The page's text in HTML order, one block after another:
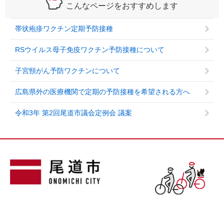
こんなページをおすすめします
帯状疱疹ワクチン定期予防接種
RSウイルス母子免疫ワクチン予防接種について
子宮頸がん予防ワクチンについて
広島県外の医療機関で定期の予防接種を希望される方へ
令和3年 第2回尾道市議会定例会 議案